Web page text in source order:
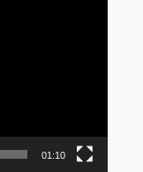
01:10